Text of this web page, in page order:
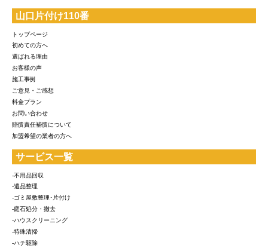
山口片付け110番
トップページ
初めての方へ
選ばれる理由
お客様の声
施工事例
ご意見・ご感想
料金プラン
お問い合わせ
賠償責任補償について
加盟希望の業者の方へ
サービス一覧
-不用品回収
-遺品整理
-ゴミ屋敷整理･片付け
-庭石処分・撤去
-ハウスクリーニング
-特殊清掃
-ハチ駆除